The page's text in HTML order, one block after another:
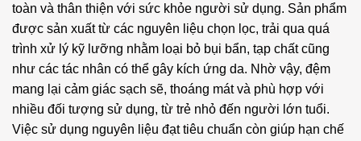
toàn và thân thiện với sức khỏe người sử dụng. Sản phẩm
được sản xuất từ các nguyên liệu chọn lọc, trải qua quá
trình xử lý kỹ lưỡng nhằm loại bỏ bụi bẩn, tạp chất cũng
như các tác nhân có thể gây kích ứng da. Nhờ vậy, đệm
mang lại cảm giác sạch sẽ, thoáng mát và phù hợp với
nhiều đối tượng sử dụng, từ trẻ nhỏ đến người lớn tuổi.
Việc sử dụng nguyên liệu đạt tiêu chuẩn còn giúp hạn chế